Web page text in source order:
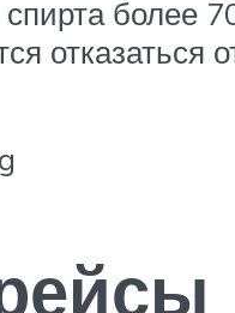
более